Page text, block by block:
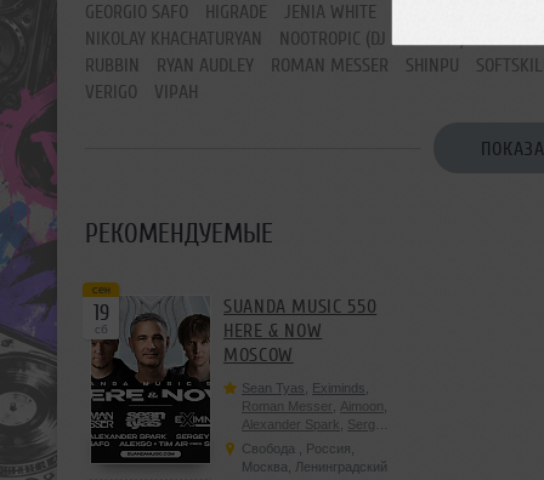
GEORGIO SAFO
HIGRADE JENIA WHITE
NIKOLAY KHACHATURYAN
NOOTROPIC (DJ PUZA TGK)
RUBBIN
RYAN AUDLEY ROMAN MESSER SHINPU
VERIGO
VIPAH
РЕКОМЕНДУЕМЫЕ
сен
19
сб
SUANDA MUSIC 550
HERE & NOW
MOSCOW
Sean Tyas Eximinds
Roman Messer
Aimoon
Alexander Spark
Sergey
Salekhov
Georgio Safo
AlexSo , Tim Air
Свобода
Москва, Ленинградский